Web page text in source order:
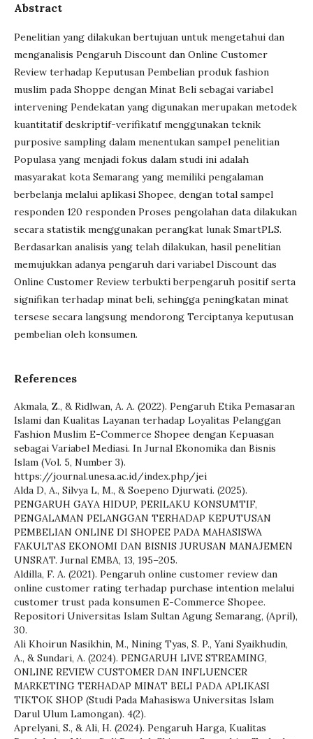
Abstract
Penelitian yang dilakukan bertujuan untuk mengetahui dan
menganalisis Pengaruh Discount dan Online Customer
Review terhadap Keputusan Pembelian produk fashion
muslim pada Shoppe dengan Minat Beli sebagai variabel
intervening Pendekatan yang digunakan merupakan metodek
kuantitatif deskriptif-verifikatıf menggunakan teknik
purposive sampling dalam menentukan sampel penelitian
Populasa yang menjadi fokus dalam studi ini adalah
masyarakat kota Semarang yang memiliki pengalaman
berbelanja melalui aplikasi Shopee, dengan total sampel
responden 120 responden Proses pengolahan data dilakukan
secara statistik menggunakan perangkat lunak SmartPLS.
Berdasarkan analisis yang telah dilakukan, hasil penelitian
memujukkan adanya pengaruh dari variabel Discount das
Online Customer Review terbukti berpengaruh positif serta
signifikan terhadap minat beli, sehingga peningkatan minat
tersese secara langsung mendorong Terciptanya keputusan
pembelian oleh konsumen.
References
Akmala, Z., & Ridlwan, A. A. (2022). Pengaruh Etika Pemasaran
Islami dan Kualitas Layanan terhadap Loyalitas Pelanggan
Fashion Muslim E-Commerce Shopee dengan Kepuasan
sebagai Variabel Mediasi. In Jurnal Ekonomika dan Bisnis
Islam (Vol. 5, Number 3).
https://journal.unesa.ac.id/index.php/jei
Alda D, A., Silvya L, M., & Soepeno Djurwati. (2025).
PENGARUH GAYA HIDUP, PERILAKU KONSUMTIF,
PENGALAMAN PELANGGAN TERHADAP KEPUTUSAN
PEMBELIAN ONLINE DI SHOPEE PADA MAHASISWA
FAKULTAS EKONOMI DAN BISNIS JURUSAN MANAJEMEN
UNSRAT. Jurnal EMBA, 13, 195–205.
Aldilla, F. A. (2021). Pengaruh online customer review dan
online customer rating terhadap purchase intention melalui
customer trust pada konsumen E-Commerce Shopee.
Repositori Universitas Islam Sultan Agung Semarang, (April),
30.
Ali Khoirun Nasikhin, M., Nining Tyas, S. P., Yani Syaikhudin,
A., & Sundari, A. (2024). PENGARUH LIVE STREAMING,
ONLINE REVIEW CUSTOMER DAN INFLUENCER
MARKETING TERHADAP MINAT BELI PADA APLIKASI
TIKTOK SHOP (Studi Pada Mahasiswa Universitas Islam
Darul Ulum Lamongan). 4(2).
Aprelyani, S., & Ali, H. (2024). Pengaruh Harga, Kualitas